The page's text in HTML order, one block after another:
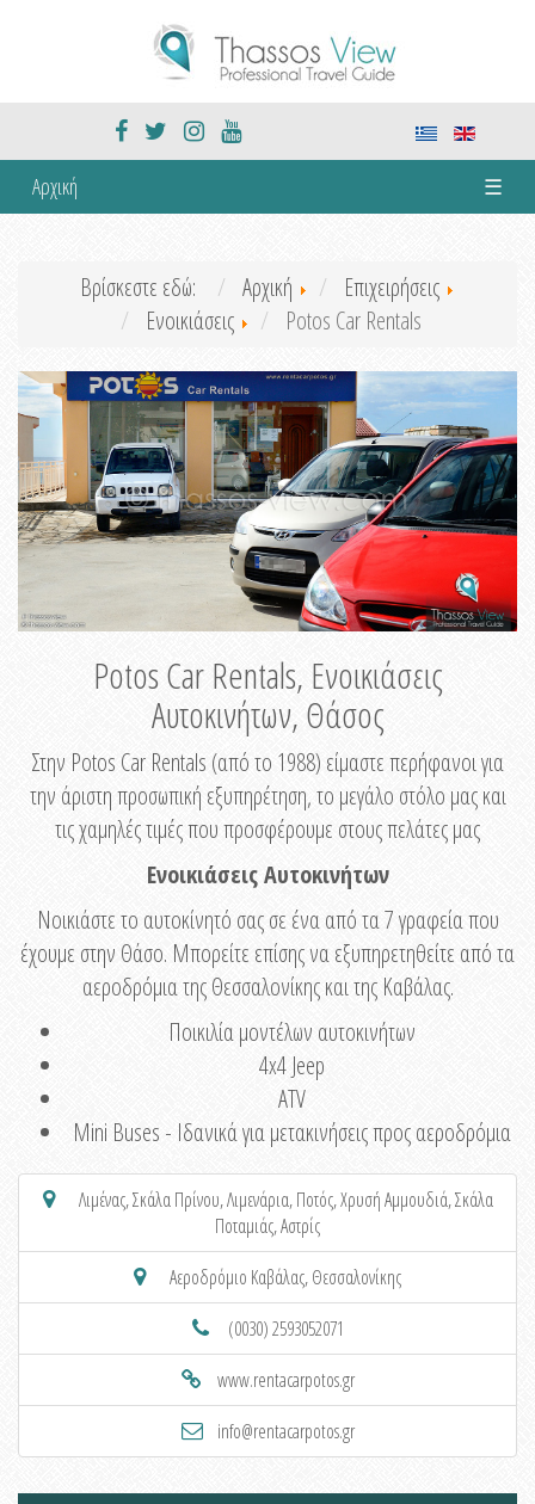
Αρχική ☰
Βρίσκεστε εδώ: Αρχική
Επιχειρήσεις
Ενοικιάσεις
Potos Car Rentals
Potos Car Rentals, Ενοικιάσεις
Αυτοκινήτων, Θάσος
Στην Potos Car Rentals (από το 1988) είμαστε περήφανοι για
την άριστη προσωπική εξυπηρέτηση, το μεγάλο στόλο μας και
τις χαμηλές τιμές που προσφέρουμε στους πελάτες μας
Ενοικιάσεις Αυτοκινήτων
Νοικιάστε το αυτοκίνητό σας σε ένα από τα 7 γραφεία που
έχουμε στην Θάσο. Μπορείτε επίσης να εξυπηρετηθείτε από τα
αεροδρόμια της Θεσσαλονίκης και της Καβάλας.
Ποικιλία μοντέλων αυτοκινήτων
4x4 Jeep
ATV
Mini Buses - Ιδανικά για μετακινήσεις προς αεροδρόμια
Λιμένας,Σκάλα Πρίνου,Λιμενάρια,Ποτός,Χρυσή Αμμουδιά,Σκάλα
Ποταμιάς,Αστρίς
Αεροδρόμιο Καβάλας, Θεσσαλονίκης
(0030) 2593052071
www.rentacarpotos.gr
info@rentacarpotos.gr